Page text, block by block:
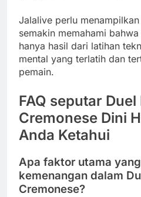
Jalalive perlu
semakin memahami
hanya hasil dari latihan
mental yang terlatih dan
pemain.
FAQ seputar
Cremonese Dini
Anda Ketahui
Apa faktor utama
kemenangan dalam
Cremonese?